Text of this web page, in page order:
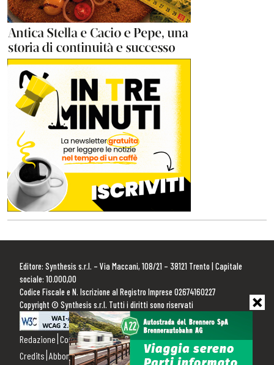
Editore: Synthesis s.r.l. – Via Maccani, 108/21 – 38121 Trento | Capitale
sociale: 10.000,00
Codice Fiscale e N. Iscrizione al Registro Imprese 02674160227
Copyright © Synthesis s.r.l. Tutti i diritti sono riservati
Redazione Contattaci Pubblicità Privacy Policy Cookie Policy
Credits Abbonamenti